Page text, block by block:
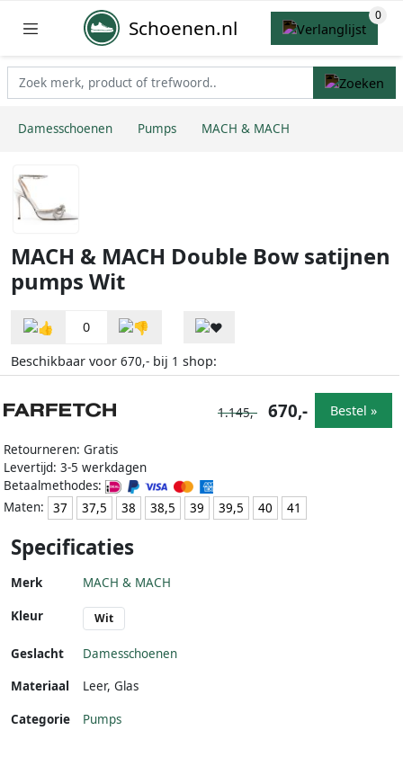
Schoenen.nl
Damesschoenen Pumps MACH & MACH
MACH & MACH Double Bow satijnen
pumps Wit
0
Beschikbaar voor 670,- bij 1 shop:
Retourneren: Gratis
Levertijd: 3-5 werkdagen
Betaalmethodes:
Maten:
37 37,5 38 38,5 39 39,5 40 41
1.145,- 670,- Bestel »
Specificaties
Merk MACH & MACH
Kleur Wit
Geslacht
Damesschoenen
Materiaal
Leer, Glas
Categorie Pumps